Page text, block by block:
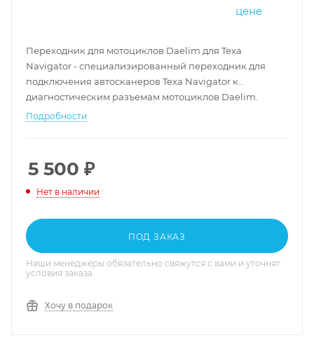
Переходник для мотоциклов Daelim для Texa
Navigator- специализированный переходник для
подключения автосканеров Texa Navigator к
диагностическим разъемам мотоциклов Daelim.
Подробности
5 500 ₽
Нет в наличии
ПОД ЗАКАЗ
Наши менеджеры обязательно свяжутся с вами и уточнят
условия заказа
Хочу в подарок